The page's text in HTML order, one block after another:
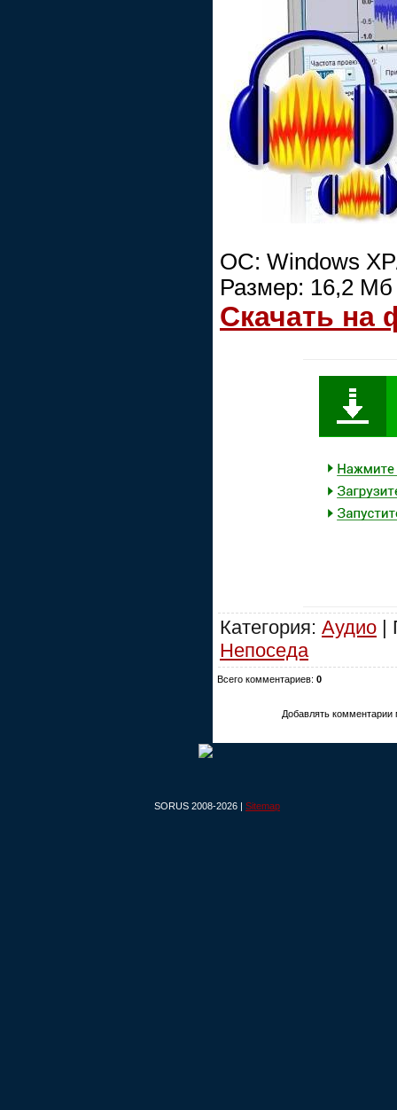
ОС: Windows
Размер: 16,2 Мб
Скачать на
Категория: Аудио |
Непоседа
Всего комментариев: 0
Добавлять комментарии
SORUS 2008-2026 | Sitemap